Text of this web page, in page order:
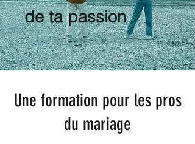
de ta passion
Une formation pour les pros
du mariage